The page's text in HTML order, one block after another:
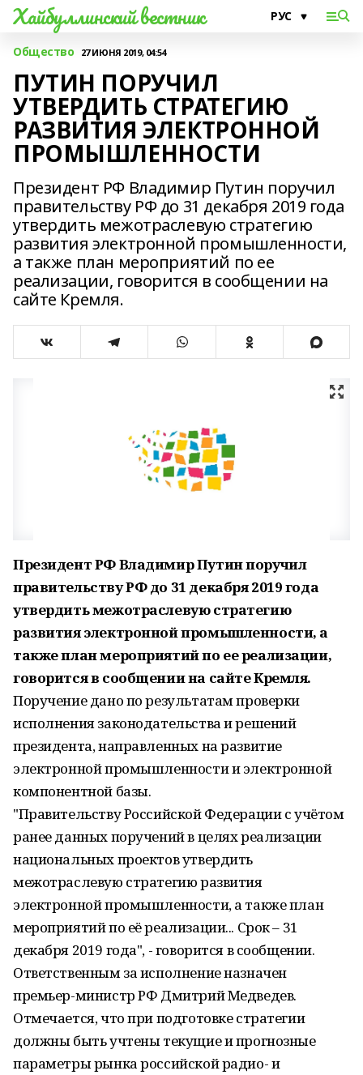
Хайбуллинский вестник
Общество 27 ИЮНЯ 2019, 04:54
ПУТИН ПОРУЧИЛ
УТВЕРДИТЬ СТРАТЕГИЮ
РАЗВИТИЯ ЭЛЕКТРОННОЙ
ПРОМЫШЛЕННОСТИ
Президент РФ Владимир Путин поручил
правительству РФ до 31 декабря 2019 года
утвердить межотраслевую стратегию
развития электронной промышленности,
а также план мероприятий по ее
реализации, говорится в сообщении на
сайте Кремля.
Президент РФ Владимир Путин поручил
правительству РФ до 31 декабря 2019 года
утвердить межотраслевую стратегию
развития электронной промышленности, а
также план мероприятий по ее реализации,
говорится в сообщении на сайте Кремля.
Поручение дано по результатам проверки
исполнения законодательства и решений
президента, направленных на развитие
электронной промышленности и электронной
компонентной базы.
"Правительству Российской Федерации с учётом
ранее данных поручений в целях реализации
национальных проектов утвердить
межотраслевую стратегию развития
электронной промышленности, а также план
мероприятий по её реализации... Срок – 31
декабря 2019 года", - говорится в сообщении.
Ответственным за исполнение назначен
премьер-министр РФ Дмитрий Медведев.
Отмечается, что при подготовке стратегии
должны быть учтены текущие и прогнозные
параметры рынка российской радио- и